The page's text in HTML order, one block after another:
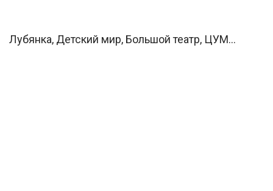
Лубянка, Детский мир, Большой театр, ЦУМ…